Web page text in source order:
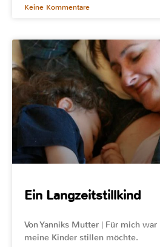
Keine Kommentare
Ein Langzeitstillkind
Von Yanniks Mutter | Für mich
meine Kinder stillen möchte.